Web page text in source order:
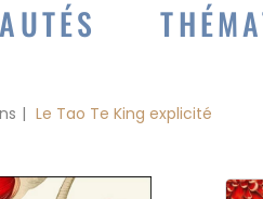
Le Tao Te King explicité